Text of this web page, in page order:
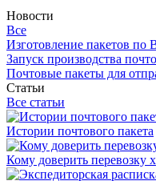
Новости
Все
Изготовление пакетов по
Запуск производства
Почтовые пакеты для
Статьи
Все статьи
Истории почтового пакета
Кому доверить перевозку